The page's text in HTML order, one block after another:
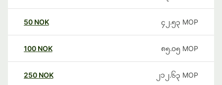
50 NOK ၄၂.၅၃ MOP
100 NOK ၈၅.၀၅ MOP
250 NOK ၂၁၂.၆၃ MOP